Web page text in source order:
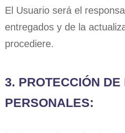
El Usuario será el
entregados y de la
procediere.
3. PROTECCIÓN DE
PERSONALES: